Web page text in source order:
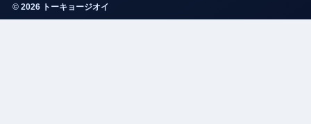
© 2026 トーキョージオイ